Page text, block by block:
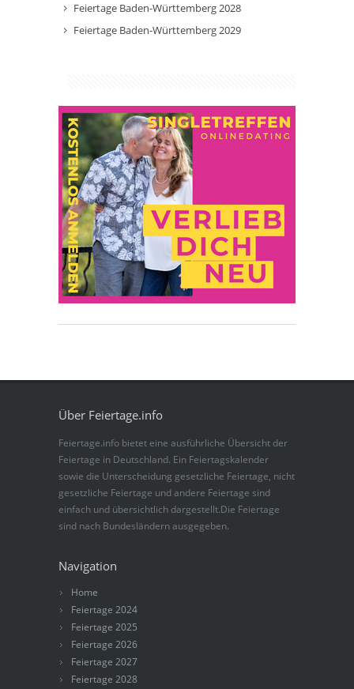
Feiertage Baden-Württemberg 2028
Feiertage Baden-Württemberg 2029
Über Feiertage.info
Feiertage.info bietet eine ausführliche Übersicht der
Feiertage in Deutschland. Ein Feiertagskalender
sowie die Unterscheidung gesetzliche Feiertage, nicht
gesetzliche Feiertage und andere Feiertage sind
einfach und übersichtlich dargestellt.Die Feiertage
sind nach Bundesländern ausgegeben.
Navigation
Home
Feiertage 2024
Feiertage 2025
Feiertage 2026
Feiertage 2027
Feiertage 2028